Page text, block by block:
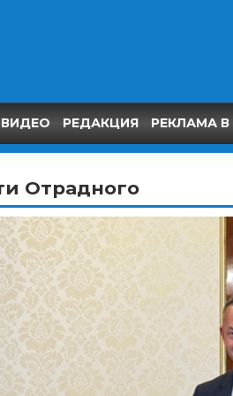
ВИДЕО РЕДАКЦИЯ РЕКЛАМА В
Отрадного